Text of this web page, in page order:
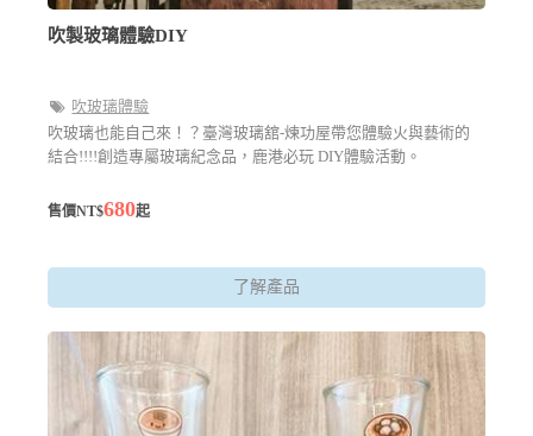
吹製玻璃體驗DIY
吹玻璃體驗
吹玻璃也能自己來！？臺灣玻璃舘-煉功屋帶您體驗火與藝術的
結合!!!!創造專屬玻璃紀念品，鹿港必玩 DIY體驗活動。
售價NT$680起
了解產品